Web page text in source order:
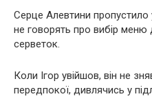
Серце Алевтини
не говорять про вибір меню
серветок.
Коли Ігор увійшов, він не
передпокої, дивлячись у